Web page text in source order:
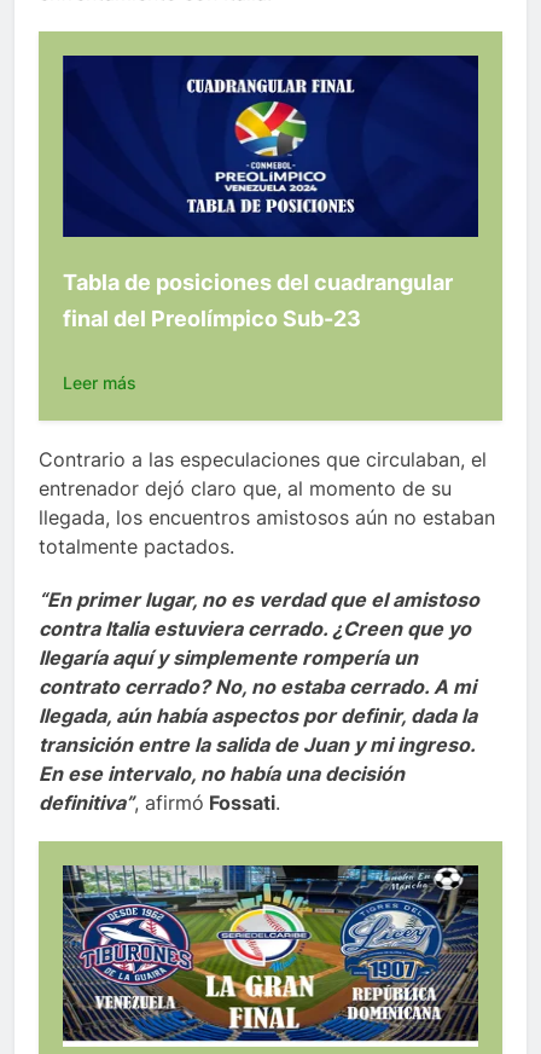
Tabla de posiciones del cuadrangular
final del Preolímpico Sub-23
Leer más
Contrario a las especulaciones que circulaban, el
entrenador dejó claro que, al momento de su
llegada, los encuentros amistosos aún no estaban
totalmente pactados.
“En primer lugar, no es verdad que el amistoso
contra Italia estuviera cerrado. ¿Creen que yo
llegaría aquí y simplemente rompería un
contrato cerrado? No, no estaba cerrado. A mi
llegada, aún había aspectos por definir, dada la
transición entre la salida de Juan y mi ingreso.
En ese intervalo, no había una decisión
definitiva”, afirmó Fossati.